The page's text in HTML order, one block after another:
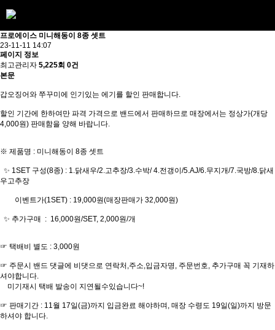
프로에이스 미니해동이 8종 셋트
23-11-11 14:07
페이지 정보
최고관리자 5,225회 0건
본문
갑오징어와 쭈꾸미에 인기있는 에기를 할인 판매합니다.
할인 기간에 한하여만 파격 가격으로 밴드에서 판매하므로 매장에서는 정상가(개당
4,000원) 판매함을 양해 바랍니다.
※ 제품명 : 미니해동이 8종 셋트
✨️ 1SET 구성(8종) : 1.닭새우/2.고추장/3.수박/ 4.전갱이/5.AJ/6.무지개/7.국방/8.닭새
우고추장
이벤트가(1SET) : 19,000원(매장판매가 32,000원)
✨️ 추가구매 : 16,000원/SET, 2,000원/개
☞ 택배비 별도 : 3,000원
☞ 주문시 밴드 댓글에 비댓으로 연락처,주소,입금자명, 주문번호, 추가구매 꼭 기재하
셔야합니다.
미기재시 택배 발송이 지연될수있습니다~!
☞ 판매기간 : 11월 17일(금)까지 입금완료 해야하며, 매장 수령도 19일(일)까지 방문
하셔야 합니다.